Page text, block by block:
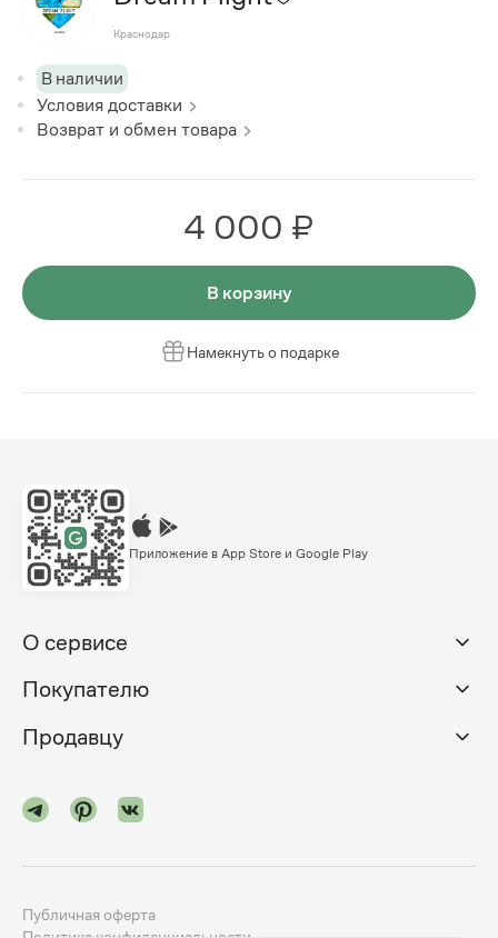
Краснодар
В наличии
Условия доставки
Возврат и обмен товара
4 000 ₽
В корзину
Намекнуть о подарке
Приложение в App Store и Google Play
О сервисе
Покупателю
Продавцу
Публичная оферта